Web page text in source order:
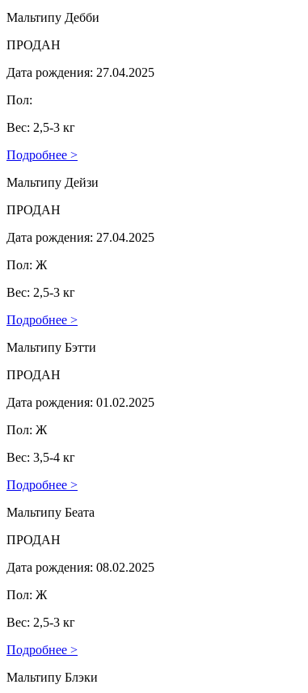
Мальтипу Дебби
ПРОДАН
Дата рождения: 27.04.2025
Пол:
Вес: 2,5-3 кг
Подробнее >
Мальтипу Дейзи
ПРОДАН
Дата рождения: 27.04.2025
Пол: Ж
Вес: 2,5-3 кг
Подробнее >
Мальтипу Бэтти
ПРОДАН
Дата рождения: 01.02.2025
Пол: Ж
Вес: 3,5-4 кг
Подробнее >
Мальтипу Беата
ПРОДАН
Дата рождения: 08.02.2025
Пол: Ж
Вес: 2,5-3 кг
Подробнее >
Мальтипу Блэки